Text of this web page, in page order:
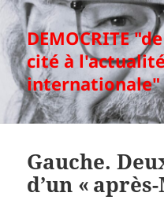
DEMOCRITE
cité à
internationale"
Gauche.
d’un «